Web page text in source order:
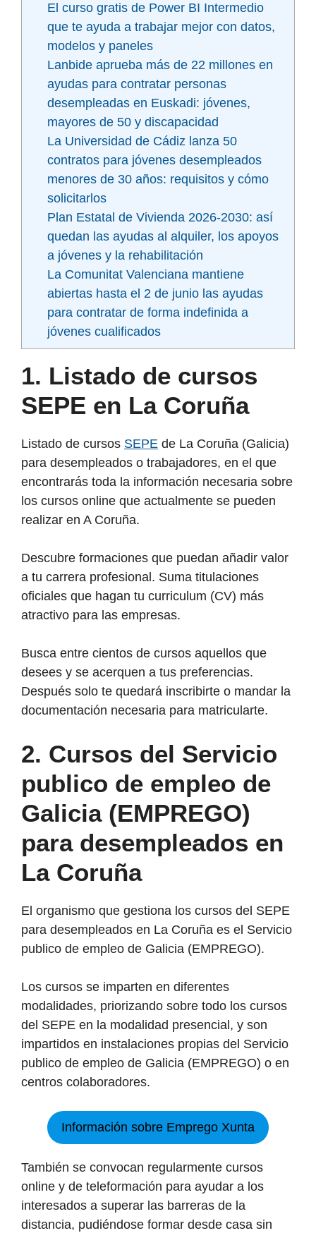
El curso gratis de Power BI Intermedio
que te ayuda a trabajar mejor con datos,
modelos y paneles
Lanbide aprueba más de 22 millones en
ayudas para contratar personas
desempleadas en Euskadi: jóvenes,
mayores de 50 y discapacidad
La Universidad de Cádiz lanza 50
contratos para jóvenes desempleados
menores de 30 años: requisitos y cómo
solicitarlos
Plan Estatal de Vivienda 2026-2030: así
quedan las ayudas al alquiler, los apoyos
a jóvenes y la rehabilitación
La Comunitat Valenciana mantiene
abiertas hasta el 2 de junio las ayudas
para contratar de forma indefinida a
jóvenes cualificados
1. Listado de cursos
SEPE en La Coruña
Listado de cursos SEPE de La Coruña (Galicia)
para desempleados o trabajadores, en el que
encontrarás toda la información necesaria sobre
los cursos online que actualmente se pueden
realizar en A Coruña.
Descubre formaciones que puedan añadir valor
a tu carrera profesional. Suma titulaciones
oficiales que hagan tu curriculum (CV) más
atractivo para las empresas.
Busca entre cientos de cursos aquellos que
desees y se acerquen a tus preferencias.
Después solo te quedará inscribirte o mandar la
documentación necesaria para matricularte.
2. Cursos del Servicio
publico de empleo de
Galicia (EMPREGO)
para desempleados en
La Coruña
El organismo que gestiona los cursos del SEPE
para desempleados en La Coruña es el Servicio
publico de empleo de Galicia (EMPREGO).
Los cursos se imparten en diferentes
modalidades, priorizando sobre todo los cursos
del SEPE en la modalidad presencial, y son
impartidos en instalaciones propias del Servicio
publico de empleo de Galicia (EMPREGO) o en
centros colaboradores.
Información sobre Emprego Xunta
También se convocan regularmente cursos
online y de teleformación para ayudar a los
interesados a superar las barreras de la
distancia, pudiéndose formar desde casa sin